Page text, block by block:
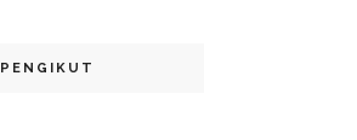
PENGIKUT